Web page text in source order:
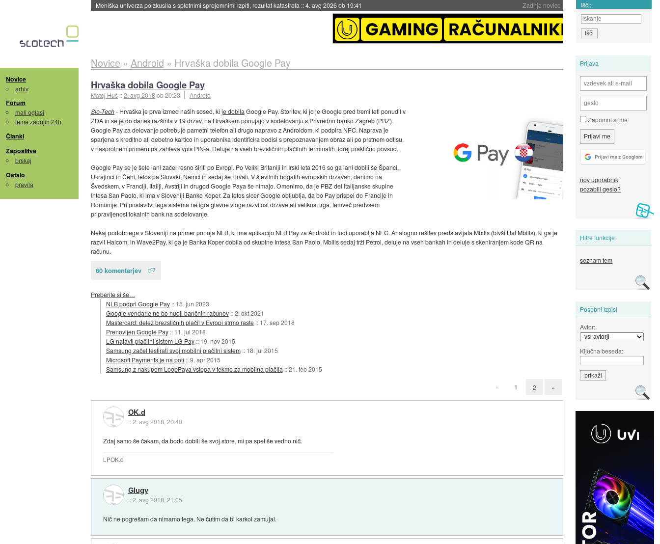
Zadnje novice
Evropska vesoljska agencija razvija svojo raketo za večkratno uporabo::4. avg 2026 ob 19:41 Išči:
Novice
arhiv
Forum
mali oglasi
teme zadnjih 24h
Članki
Zaposlitve
brskaj
Ostalo
pravila
Prijava
Zapomni si me
nov uporabnik
pozabili geslo?
Hitre funkcije
seznam tem
Posebni izpisi
Avtor:
Ključna beseda:
Novice » Android » Hrvaška dobila Google Pay
Hrvaška dobila Google Pay
Matej Huš ::2. avg 2018ob 20:23
Android
Slo-Tech- Hrvaška je prva izmed naših sosed, ki je dobila Google Pay. Storitev, ki jo je Google pred tremi leti ponudil v
ZDA in se je do danes razširila v 19 držav, na Hrvaškem ponujajo v sodelovanju s Privredno banko Zagreb (PBZ).
Google Pay za delovanje potrebuje pametni telefon ali drugo napravo z Androidom, ki podpira NFC. Naprava je
sparjena s kreditno ali debetno kartico in uporabnika identificira bodisi s prepoznavanjem obraz ali po prstnem odtisu,
v nasprotnem primeru pa zahteva vpis PIN-a. Deluje na vseh brezstičnih plačilnih terminalih, torej praktično povsod.
Google Pay se je šele lani začel resno širiti po Evropi. Po Veliki Britaniji in Irski leta 2016 so ga lani dobili še Španci,
Ukrajinci in Čehi, letos pa Slovaki, Nemci in sedaj še Hrvati. V številnih bogatih evropskih državah, denimo na
Švedskem, v Franciji, Italiji, Avstriji in drugod Google Paya še nimajo. Omenimo, da je PBZ del italijanske skupine
Intesa San Paolo, ki ima v Sloveniji Banko Koper. Za letos sicer Google obljublja, da bo Pay prispel do Francije in
Romunije. Pri postavitvi tega sistema ne igra glavne vloge razvitost države ali velikost trga, temveč predvsem
pripravljenost lokalnih bank na sodelovanje.
Nekaj podobnega v Sloveniji na primer ponuja NLB, ki ima aplikacijo NLB Pay za Android in tudi uporablja NFC. Analogno rešitev predstavljata Mbills (bivši Hal Mbills), ki ga je
razvil Halcom, in Wave2Pay, ki ga je Banka Koper dobila od skupine Intesa San Paolo. Mbills sedaj trži Petrol, deluje na vseh bankah in deluje s skeniranjem kode QR na
računu.
60 komentarjev
Preberite si še…
NLB podprl Google Pay :: 15. jun 2023
Google vendarle ne bo nudil bančnih računov ::2. okt 2021
Mastercard: delež brezstičnih plačil v Evropi strmo raste :: 17. sep 2018
Prenovljen Google Pay :: 11. jul 2018
LG najavil plačilni sistem LG Pay :: 19. nov 2015
Samsung začel testirati svoj mobilni plačilni sistem :: 18. jul 2015
Microsoft Payments je na poti ::9. apr 2015
Samsung z nakupom LoopPaya vstopa v tekmo za mobilna plačila ::21. feb 2015
« 1 2 »
OK.d
::2. avg 2018, 20:40
Zdaj samo še čakam, da bodo dobili še svoj store, mi pa spet še vedno nič.
LPOK.d
Glugy
::2. avg 2018, 21:05
Nič ne pogrešam da nimamo tega. Ne čutim da bi karkol zamujal.